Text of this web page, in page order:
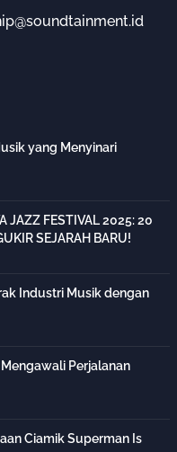
yang Menyinari
JAZZ FESTIVAL 2025: 20
SEJARAH BARU!
Industri Musik dengan
Perjalanan
Ciamik Superman Is